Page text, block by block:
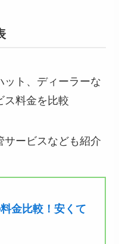
ット、ディーラーな
ス料金を比較
サービスなども紹介
金比較！安くて